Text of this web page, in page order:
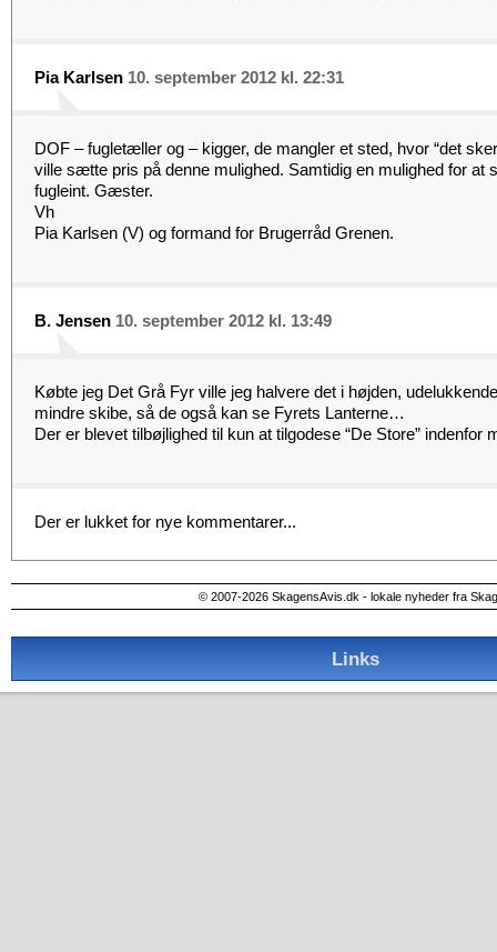
Pia Karlsen 10. september 2012 kl. 22:31
DOF – fugletæller og – kigger, de mangler et sted, hvor “det
ville sætte pris på denne mulighed. Samtidig en mulighed for at
fugleint. Gæster.
Vh
Pia Karlsen (V) og formand for Brugerråd Grenen.
B. Jensen 10. september 2012 kl. 13:49
Købte jeg Det Grå Fyr ville jeg halvere det i højden,
mindre skibe, så de også kan se Fyrets Lanterne…
Der er blevet tilbøjlighed til kun at tilgodese “De Store” indenfor
Der er lukket for nye kommentarer...
© 2007-2026 SkagensAvis.dk - lokale nyheder fra
Links